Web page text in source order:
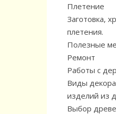
Плетение
Заготовка,
плетения.
Полезные
Ремонт
Работы с
Виды
изделий из
Выбор